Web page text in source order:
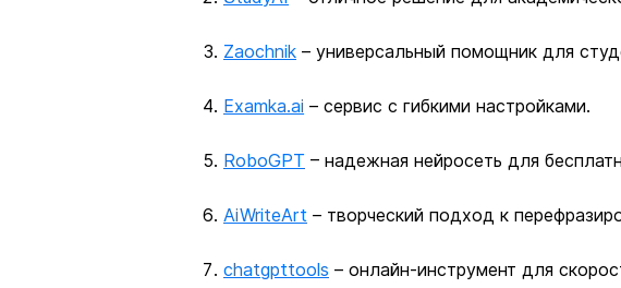
Zaochnik – универсальный помощник для
Examka.ai – сервис с гибкими настройками.
RoboGPT – надежная нейросеть для
AiWriteArt – творческий подход к
chatgpttools – онлайн-инструмент для